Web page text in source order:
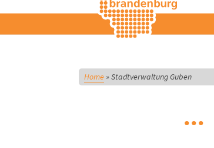
Home»Stadtverwaltung Guben